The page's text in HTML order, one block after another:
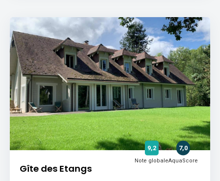
Gîte des Etangs
9,2
Note globale
7,0
AquaScore